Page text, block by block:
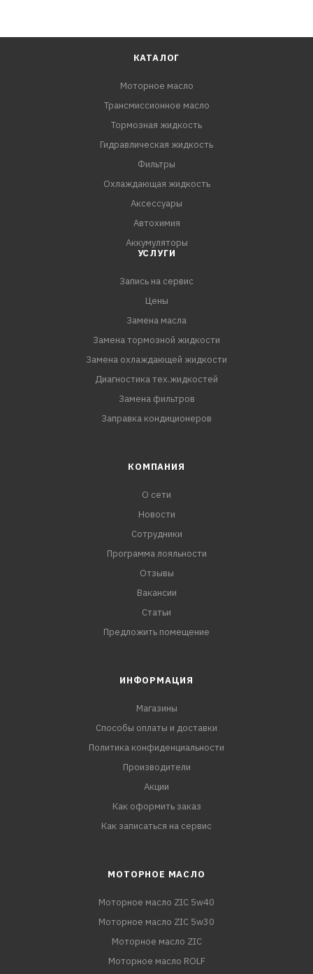
КАТАЛОГ
Моторное масло
Трансмиссионное масло
Тормозная жидкость
Гидравлическая жидкость
Фильтры
Охлаждающая жидкость
Аксессуары
Автохимия
Аккумуляторы
УСЛУГИ
Запись на сервис
Цены
Замена масла
Замена тормозной жидкости
Замена охлаждающей жидкости
Диагностика тех.жидкостей
Замена фильтров
Заправка кондиционеров
КОМПАНИЯ
О сети
Новости
Сотрудники
Программа лояльности
Отзывы
Вакансии
Статьи
Предложить помещение
ИНФОРМАЦИЯ
Магазины
Способы оплаты и доставки
Политика конфиденциальности
Производители
Акции
Как оформить заказ
Как записаться на сервис
МОТОРНОЕ МАСЛО
Моторное масло ZIC 5w40
Моторное масло ZIC 5w30
Моторное масло ZIC
Моторное масло ROLF